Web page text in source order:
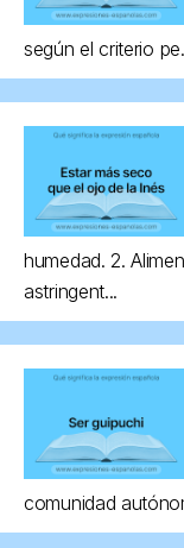
según el criterio
humedad. 2.
astringent...
comunidad